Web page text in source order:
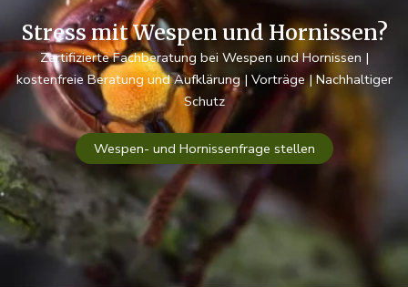
Stress mit Wespen und Hornissen?
Zertifizierte Fachberatung bei Wespen und Hornissen |
kostenfreie Beratung und Aufklärung | Vorträge | Nachhaltiger
Schutz
Wespen- und Hornissenfrage stellen